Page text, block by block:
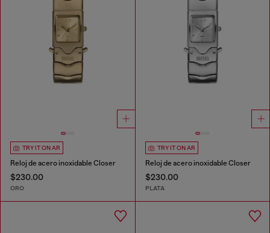
TRY IT ON AR
Reloj de acero inoxidable Closer
$230.00
ORO
TRY IT ON AR
Reloj de acero inoxidable Closer
$230.00
PLATA